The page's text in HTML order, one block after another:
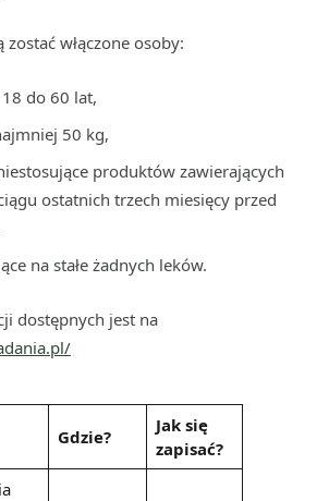
włączone osoby:
do 60 lat,
50 kg,
produktów zawierających
ostatnich trzech miesięcy przed
na stałe żadnych leków.
dostępnych jest na
Gdzie?
Jak się
zapisać?